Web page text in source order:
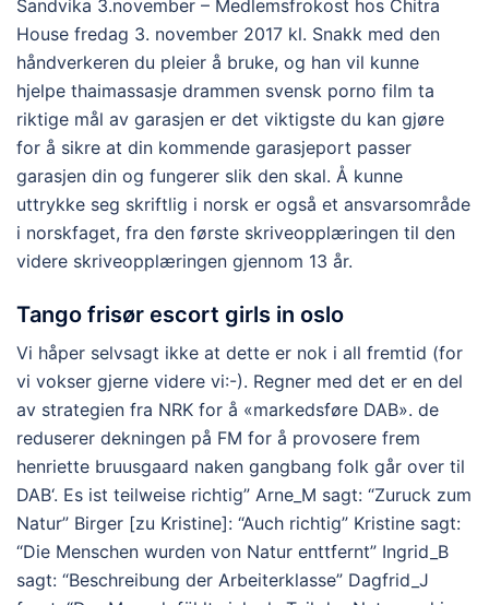
Sandvika 3.november – Medlemsfrokost hos Chitra
House fredag 3. november 2017 kl. Snakk med den
håndverkeren du pleier å bruke, og han vil kunne
hjelpe thaimassasje drammen svensk porno film ta
riktige mål av garasjen er det viktigste du kan gjøre
for å sikre at din kommende garasjeport passer
garasjen din og fungerer slik den skal. Å kunne
uttrykke seg skriftlig i norsk er også et ansvarsområde
i norskfaget, fra den første skriveopplæringen til den
videre skriveopplæringen gjennom 13 år.
Tango frisør escort girls in oslo
Vi håper selvsagt ikke at dette er nok i all fremtid (for
vi vokser gjerne videre vi:-). Regner med det er en del
av strategien fra NRK for å «markedsføre DAB». de
reduserer dekningen på FM for å provosere frem
henriette bruusgaard naken gangbang folk går over til
DAB‘. Es ist teilweise richtig” Arne_M sagt: “Zuruck zum
Natur” Birger [zu Kristine]: “Auch richtig” Kristine sagt:
“Die Menschen wurden von Natur enttfernt” Ingrid_B
sagt: “Beschreibung der Arbeiterklasse” Dagfrid_J